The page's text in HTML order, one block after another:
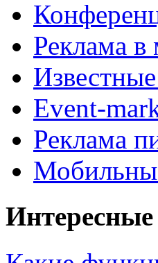
Реклама в
Event-
Реклама
Интересные